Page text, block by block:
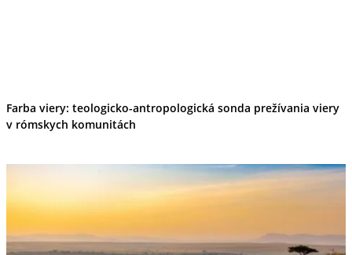
Farba viery: teologicko-antropologická sonda prežívania viery
v rómskych komunitách